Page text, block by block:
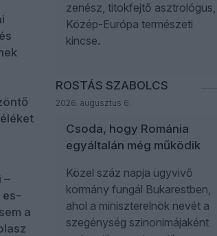
–
es-
a
zenész, titokfejtő asztrológus,
Közép-Európa természeti
kincse.
ROSTÁS SZABOLCS
2026. augusztus 6.
Csoda, hogy Románia
egyáltalán még működik
Közel száz napja ügyvivő
kormány fungál Bukarestben,
ahol a miniszterelnök nevét a
szegénység szinonimájaként